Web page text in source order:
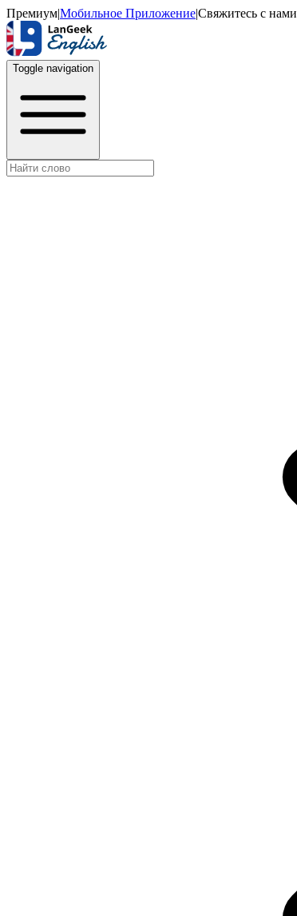
Премиум|Мобильное Приложение|Свяжитесь с нами
Toggle navigation